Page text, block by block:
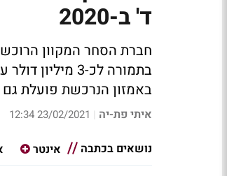
ד' ב-2020
חברת הסחר המקוון
באמזון הנרכשת פועלת גם
איתי פת-יה |
23/02/2021 12:34
נושאים בכתבה
אינטר